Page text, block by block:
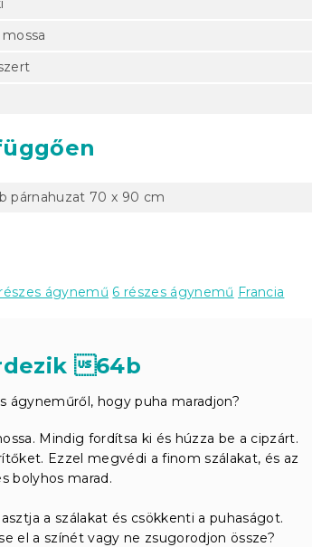
párnahuzat 70 x 90 cm
ágynemű 6 részes ágynemű Francia
64b
ágyneműről, hogy puha maradjon?
Mindig fordítsa ki és húzza be a cipzárt.
Ezzel megvédi a finom szálakat, és az
bolyhos marad.
a szálakat és csökkenti a puhaságot.
el a színét vagy ne zsugorodjon össze?